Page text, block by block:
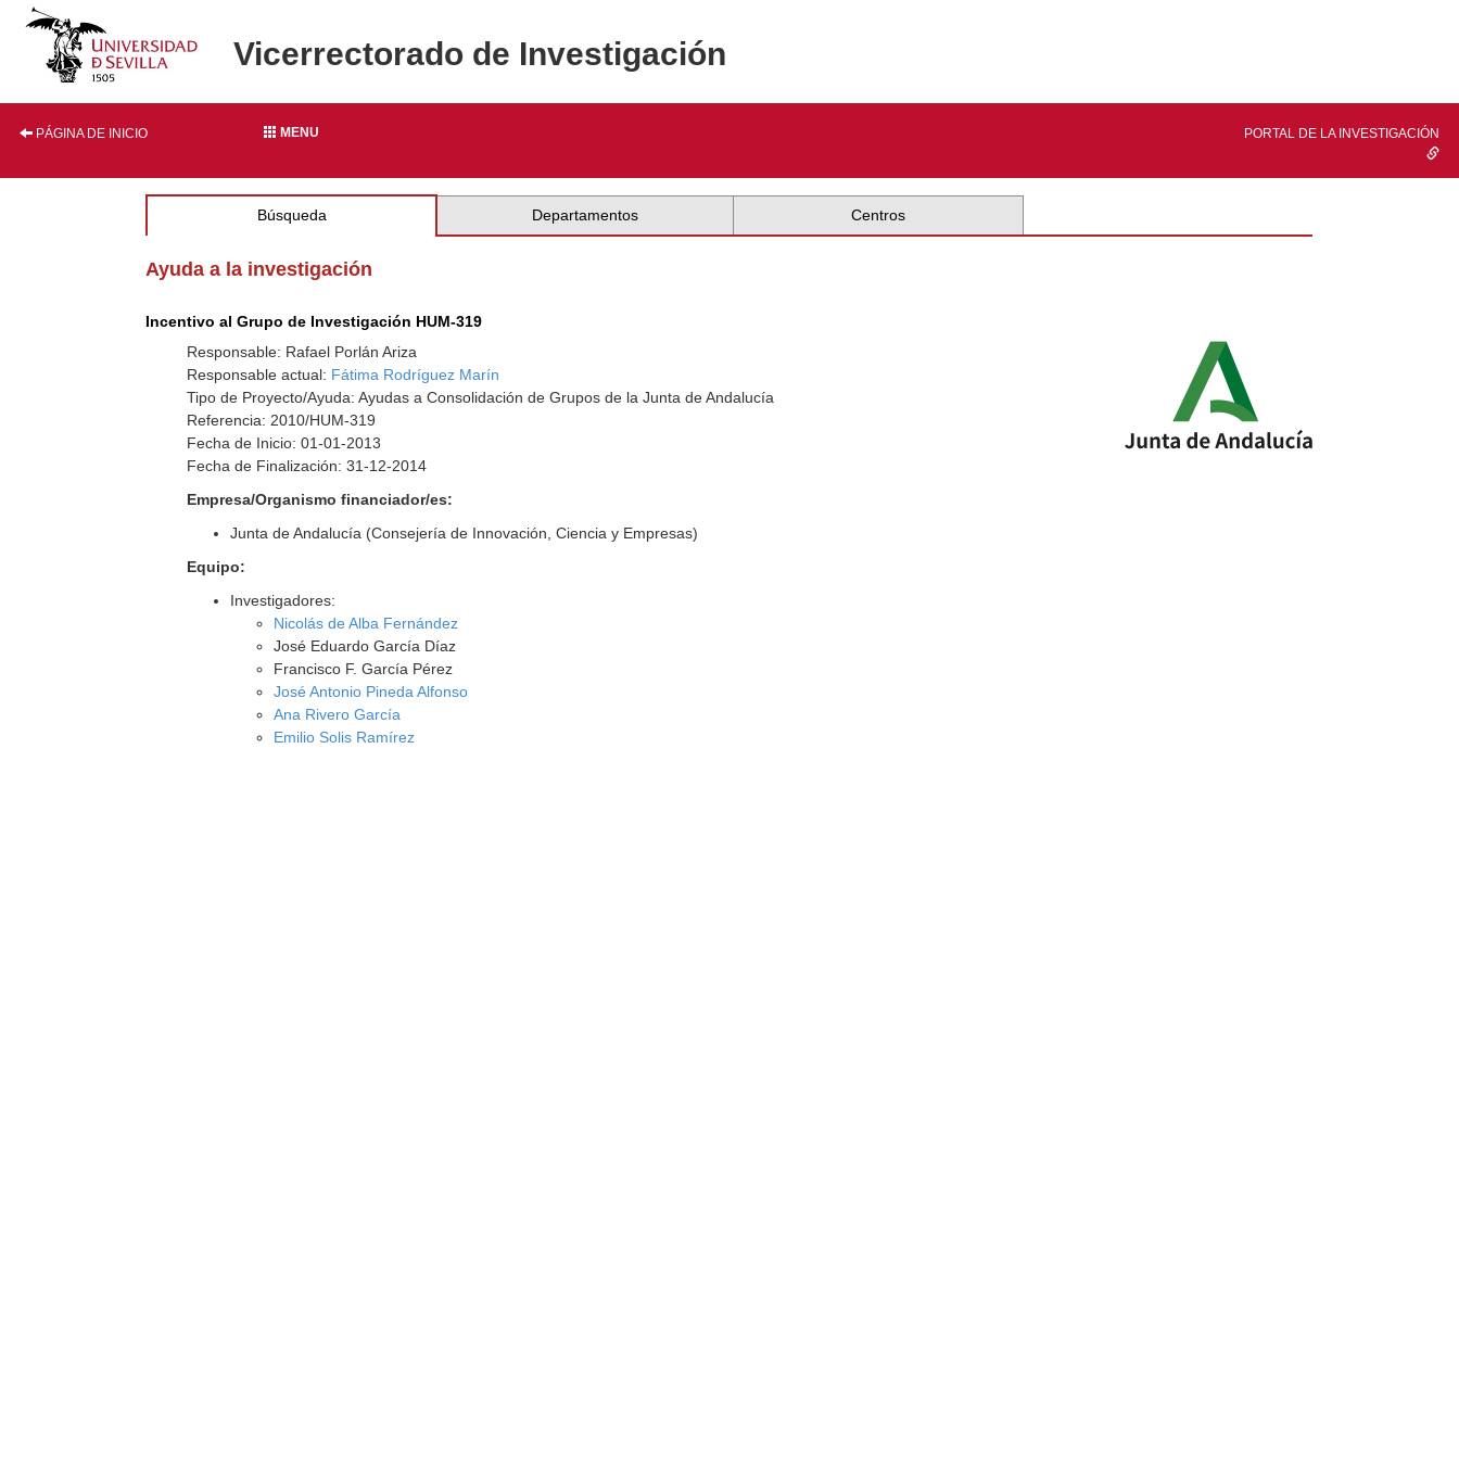
Vicerrectorado de Investigación
PÁGINA DE INICIO MENU PORTAL DE LA INVESTIGACIÓN
Búsqueda Departamentos Centros
Ayuda a la investigación
Incentivo al Grupo de Investigación HUM-319
Responsable: Rafael Porlán Ariza
Responsable actual: Fátima Rodríguez Marín
Tipo de Proyecto/Ayuda: Ayudas a Consolidación de Grupos de la Junta de Andalucía
Referencia: 2010/HUM-319
Fecha de Inicio: 01-01-2013
Fecha de Finalización: 31-12-2014
Empresa/Organismo financiador/es:
Junta de Andalucía (Consejería de Innovación, Ciencia y Empresas)
Equipo:
Investigadores:
Nicolás de Alba Fernández
José Eduardo García Díaz
Francisco F. García Pérez
José Antonio Pineda Alfonso
Ana Rivero García
Emilio Solis Ramírez